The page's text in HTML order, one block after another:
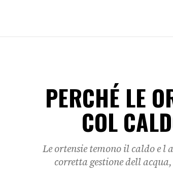
PERCHÉ LE
COL
Le ortensie temono il caldo e
corretta gestione dell